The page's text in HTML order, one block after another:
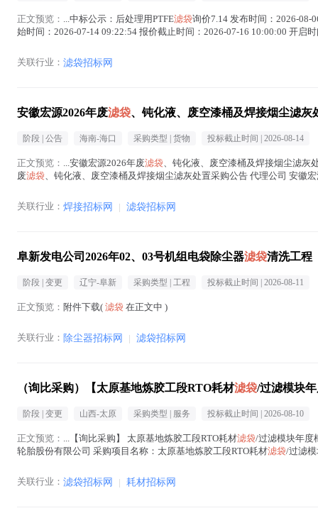
正文预览： ...中标公示：后处理用PTFE滤袋询价7.14 发布时间：2026-08-
始时间：2026-07-14 09:22:54 报价截止时间：2026-07-16 10:00:00 开启
关联行业： 滤袋招标网
安徽宏源2026年废滤袋、钝化液、废空漆桶及焊接烟尘滤灰
阶段 | 公告 海南-海口 采购类型 | 货物 投标截止时间 | 2026-08-14
正文预览： ...安徽宏源2026年废滤袋、钝化液、废空漆桶及焊接烟尘滤灰
废滤袋、钝化液、废空漆桶及焊接烟尘滤灰处置采购公告 代理公司 安徽
关联行业： 焊接招标网 | 滤袋招标网
阜新发电公司2026年02、03号机组电袋除尘器滤袋清洗工程
阶段 | 变更 辽宁-阜新 采购类型 | 工程 投标截止时间 | 2026-08-11
正文预览： 附件下载( 滤袋 在正文中 )
关联行业： 除尘器招标网 | 滤袋招标网
（询比采购）【太原基地炼胶工段RTO耗材滤袋/过滤模块
阶段 | 变更 山西-太原 采购类型 | 服务 投标截止时间 | 2026-08-10
正文预览： ...【询比采购】 太原基地炼胶工段RTO耗材滤袋/过滤模块年度
轮胎股份有限公司 采购项目名称：太原基地炼胶工段RTO耗材滤袋/过滤
关联行业： 滤袋招标网 | 耗材招标网